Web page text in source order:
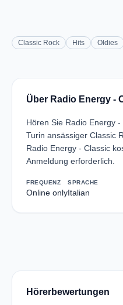
Classic Rock Hits Oldies
Über Radio Energy -
Hören Sie Radio Energy
Turin ansässiger Classic
Radio Energy - Classic
Anmeldung erforderlich.
FREQUENZ
Online only
SPRACHE
Italian
Hörerbewertungen